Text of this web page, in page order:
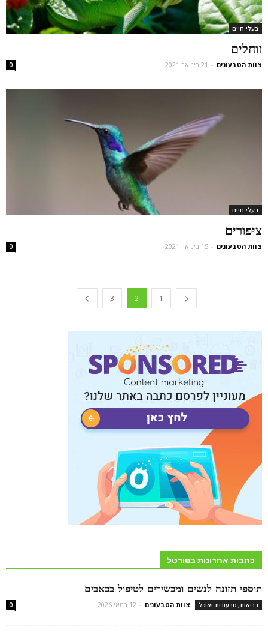
בעלי חיים
זוחלים
צוות הטבעונים - 21 בינואר 2021 0
בעלי חיים
ציפורים
צוות הטבעונים - 15 בינואר 2021 0
1
2
3
כתבות אחרונות בפורטל
תוספי תזונה לנשים ומכשירים לטיפול בכאבים
בריאות, טבעונות ואוכל צוות הטבעונים - 12 במאי 2026 0